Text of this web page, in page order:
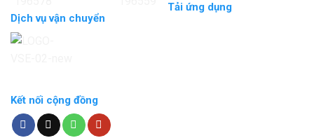
Dịch vụ vận chuyển
Kết nối cộng đồng
Tải ứng dụng